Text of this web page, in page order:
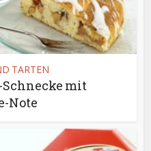
TARTEN
mit
Note